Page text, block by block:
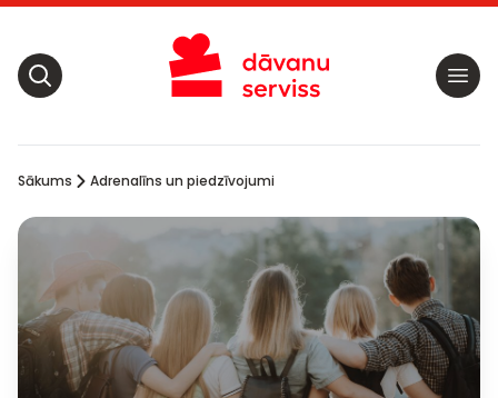
Sākums Adrenalīns un piedzīvojumi